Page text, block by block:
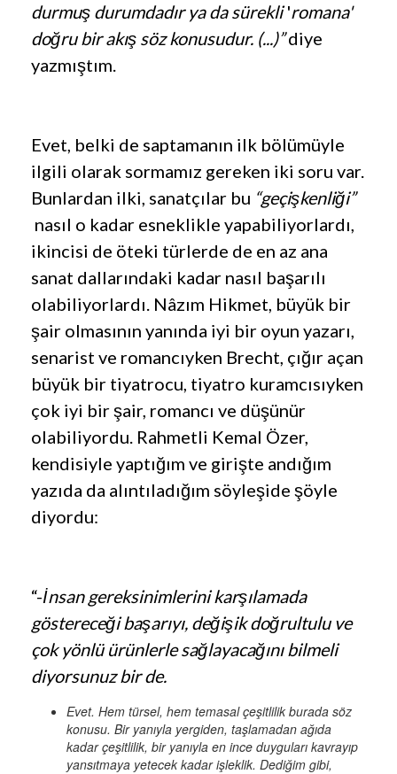
durmuş durumdadır ya da sürekli'romana'
doğru bir akış söz konusudur. (...)”diye
yazmıştım.
Evet, belki de saptamanın ilk bölümüyle
ilgili olarak sormamız gereken iki soru var.
Bunlardan ilki, sanatçılar bu “geçişkenliği”
nasıl o kadar esneklikle yapabiliyorlardı,
ikincisi de öteki türlerde de en az ana
sanat dallarındaki kadar nasıl başarılı
olabiliyorlardı. Nâzım Hikmet, büyük bir
şair olmasının yanında iyi bir oyun yazarı,
senarist ve romancıyken Brecht, çığır açan
büyük bir tiyatrocu, tiyatro kuramcısıyken
çok iyi bir şair, romancı ve düşünür
olabiliyordu. Rahmetli Kemal Özer,
kendisiyle yaptığım ve girişte andığım
yazıda da alıntıladığım söyleşide şöyle
diyordu:
“-İnsan gereksinimlerini karşılamada
göstereceği başarıyı, değişik doğrultulu ve
çok yönlü ürünlerle sağlayacağını bilmeli
diyorsunuz bir de.
Evet. Hem türsel, hem temasal çeşitlilik burada söz
konusu. Bir yanıyla yergiden, taşlamadan ağıda
kadar çeşitlilik, bir yanıyla en ince duyguları kavrayıp
yansıtmaya yetecek kadar işleklik. Dediğim gibi,